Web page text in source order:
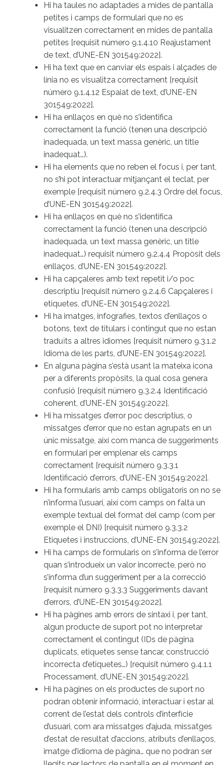
Hi ha taules no adaptades a mides de pantalla
petites i camps de formulari que no es
visualitzen correctament en mides de pantalla
petites [requisit número 9.1.4.10 Reajustament
de text, d’UNE-EN 301549:2022].
Hi ha text que en canviar els espais i alçades de
línia no es visualitza correctament [requisit
número 9.1.4.12 Espaiat de text, d’UNE-EN
301549:2022].
Hi ha enllaços en què no s’identifica
correctament la funció (tenen una descripció
inadequada, un text massa genèric, un title
inadequat…).
Hi ha elements que no reben el focus i, per tant,
no s’hi pot interactuar mitjançant el teclat, per
exemple [requisit número 9.2.4.3 Ordre del focus,
d’UNE-EN 301549:2022].
Hi ha enllaços en què no s’identifica
correctament la funció (tenen una descripció
inadequada, un text massa genèric, un title
inadequat…) requisit número 9.2.4.4 Propòsit dels
enllaços, d’UNE-EN 301549:2022].
Hi ha capçaleres amb text repetit i/o poc
descriptiu [requisit número 9.2.4.6 Capçaleres i
etiquetes, d’UNE-EN 301549:2022].
Hi ha imatges, infografies, textos d’enllaços o
botons, text de titulars i contingut que no estan
traduïts a altres idiomes [requisit número 9.3.1.2
Idioma de les parts, d’UNE-EN 301549:2022].
En alguna pàgina s’està usant la mateixa icona
per a diferents propòsits, la qual cosa genera
confusió [requisit número 9.3.2.4 Identificació
coherent, d’UNE-EN 301549:2022].
Hi ha missatges d’error poc descriptius, o
missatges d’error que no estan agrupats en un
únic missatge, així com manca de suggeriments
en formulari per emplenar els camps
correctament [requisit número 9.3.3.1
Identificació d’errors, d’UNE-EN 301549:2022].
Hi ha formularis amb camps obligatoris on no se
n’informa l’usuari, així com camps on falta un
exemple textual del format del camp (com per
exemple el DNI) [requisit número 9.3.3.2
Etiquetes i instruccions, d’UNE-EN 301549:2022].
Hi ha camps de formularis on s’informa de l’error
quan s’introdueix un valor incorrecte, però no
s’informa d’un suggeriment per a la correcció
[requisit número 9.3.3.3 Suggeriments davant
d’errors, d’UNE-EN 301549:2022].
Hi ha pàgines amb errors de sintaxi i, per tant,
algun producte de suport pot no interpretar
correctament el contingut (IDs de pàgina
duplicats, etiquetes sense tancar, construcció
incorrecta d’etiquetes…) [requisit número 9.4.1.1
Processament, d’UNE-EN 301549:2022].
Hi ha pàgines on els productes de suport no
podran obtenir informació, interactuar i estar al
corrent de l’estat dels controls d’interfície
d’usuari, com ara missatges d’ajuda, missatges
d’estat de resultat d’accions, atributs d’enllaços,
imatge d’idioma de pàgina… que no podran ser